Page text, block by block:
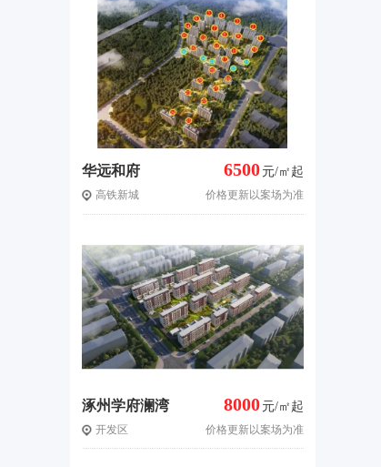
华远和府 元/㎡起
6500
高铁新城 价格更新以案场为准
涿州学府澜湾
三期
元/㎡起
8000
开发区 价格更新以案场为准